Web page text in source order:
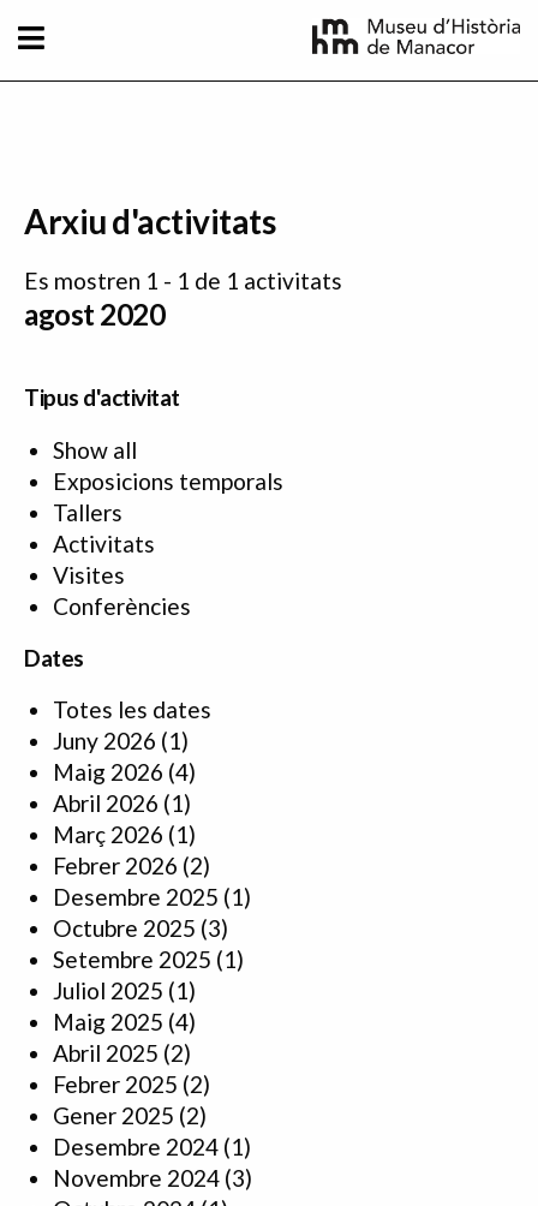
Arxiu d'activitats
Es mostren 1 - 1 de 1 activitats
agost 2020
Tipus d'activitat
Show all
Exposicions temporals
Tallers
Activitats
Visites
Conferències
Dates
Totes les dates
Juny 2026 (1)
Maig 2026 (4)
Abril 2026 (1)
Març 2026 (1)
Febrer 2026 (2)
Desembre 2025 (1)
Octubre 2025 (3)
Setembre 2025 (1)
Juliol 2025 (1)
Maig 2025 (4)
Abril 2025 (2)
Febrer 2025 (2)
Gener 2025 (2)
Desembre 2024 (1)
Novembre 2024 (3)